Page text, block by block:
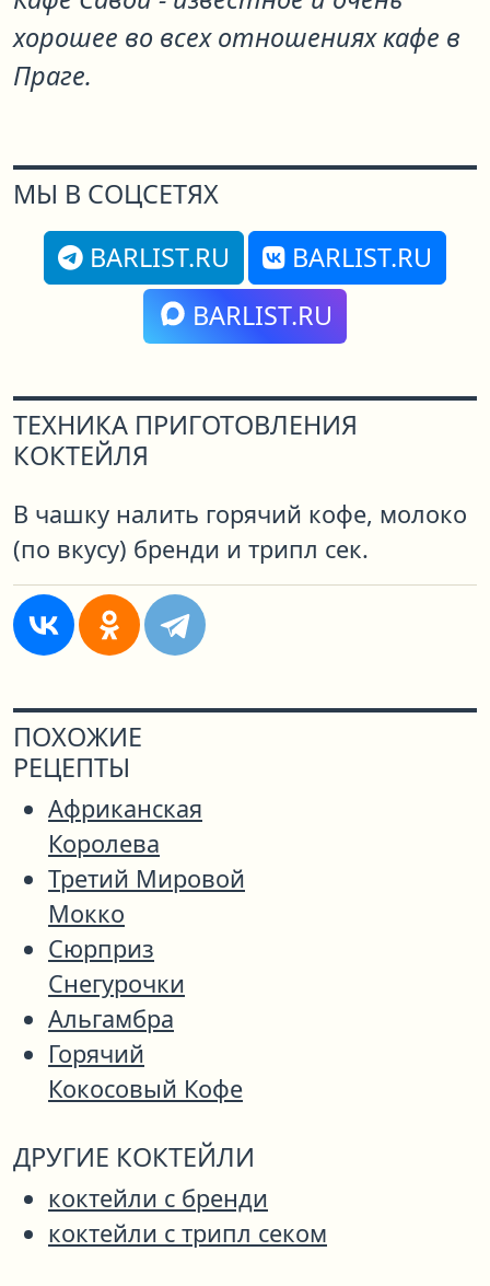
хорошее во всех отношениях кафе в
Праге.
МЫ В СОЦСЕТЯХ
BARLIST.RU
BARLIST.RU
BARLIST.RU
ТЕХНИКА ПРИГОТОВЛЕНИЯ
КОКТЕЙЛЯ
В чашку налить горячий кофе, молоко
(по вкусу) бренди и трипл сек.
ПОХОЖИЕ
РЕЦЕПТЫ
Африканская
Королева
Третий Мировой
Мокко
Сюрприз
Снегурочки
Альгамбра
Горячий
Кокосовый Кофе
ДРУГИЕ КОКТЕЙЛИ
коктейли с бренди
коктейли с трипл секом